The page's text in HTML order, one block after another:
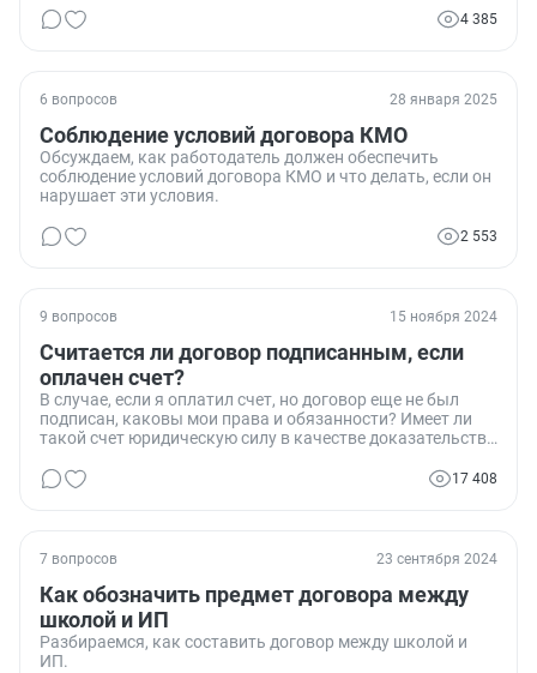
4 385
6 вопросов 28 января 2025
Соблюдение условий договора КМО
Обсуждаем, как работодатель должен обеспечить
соблюдение условий договора КМО и что делать, если он
нарушает эти условия.
2 553
9 вопросов 15 ноября 2024
Считается ли договор подписанным, если
оплачен счет?
В случае, если я оплатил счет, но договор еще не был
подписан, каковы мои права и обязанности? Имеет ли
такой счет юридическую силу в качестве доказательства
17 408
7 вопросов 23 сентября 2024
Как обозначить предмет договора между
школой и ИП
Разбираемся, как составить договор между школой и
ИП.